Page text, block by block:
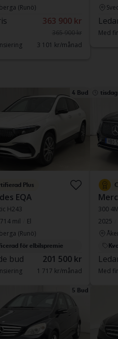
(Runö)
363 900 kr
365 900 kr
3 101 kr/månad
Med
4 Bud
Plus
EQA
H243
mil
El
(Runö)
för elbilspremie
bud 201 500 kr
1 717 kr/månad
tisdag
300
2025
Med
5 Bud